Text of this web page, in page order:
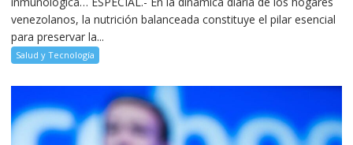
venezolanos, la nutrición balanceada constituye el pilar esencial
para preservar la...
Salud y Tecnología